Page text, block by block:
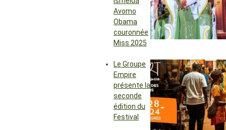
Avomo
Obama
couronnée
Miss 2025
Le Groupe
Empire
présente la
seconde
édition du
Festival